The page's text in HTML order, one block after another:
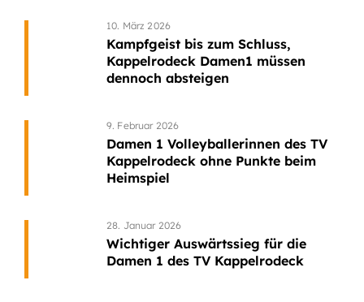
10. März 2026
Kampfgeist bis zum Schluss,
Kappelrodeck Damen1 müssen
dennoch absteigen
9. Februar 2026
Damen 1 Volleyballerinnen des TV
Kappelrodeck ohne Punkte beim
Heimspiel
28. Januar 2026
Wichtiger Auswärtssieg für die
Damen 1 des TV Kappelrodeck